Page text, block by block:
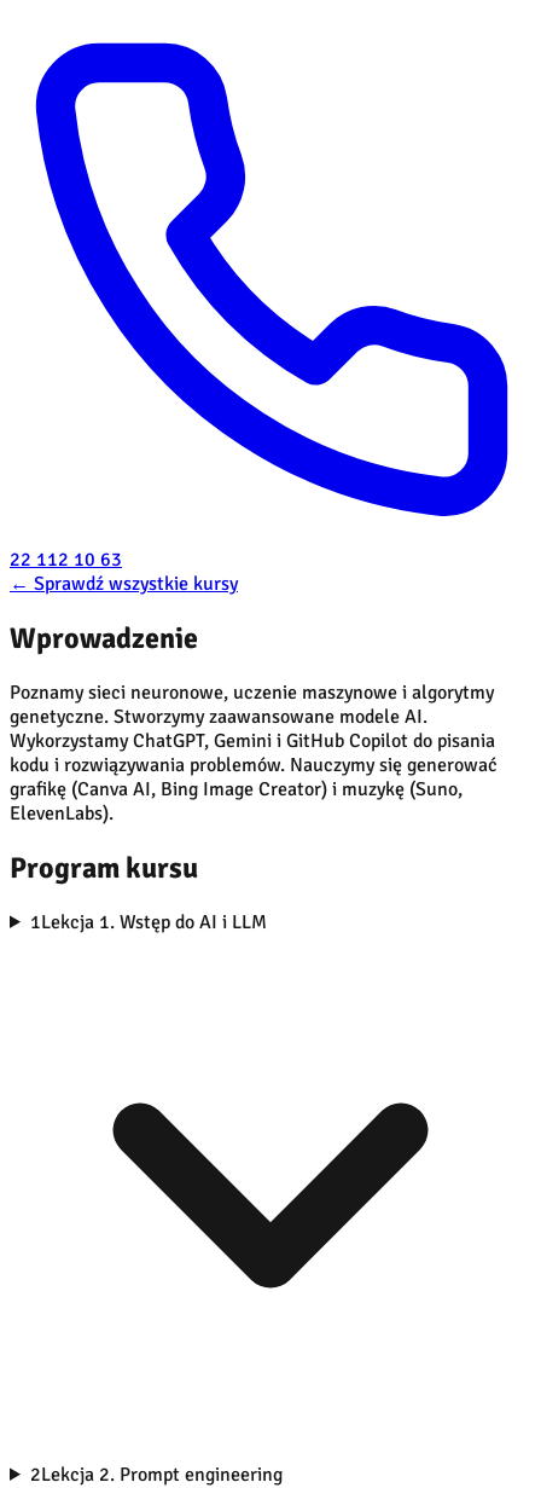
22 112 10 63
← Sprawdź wszystkie kursy
Wprowadzenie
Poznamy sieci neuronowe, uczenie maszynowe i algorytmy
genetyczne. Stworzymy zaawansowane modele AI.
Wykorzystamy ChatGPT, Gemini i GitHub Copilot do pisania
kodu i rozwiązywania problemów. Nauczymy się generować
grafikę (Canva AI, Bing Image Creator) i muzykę (Suno,
ElevenLabs).
Program kursu
1Lekcja 1. Wstęp do AI i LLM
2Lekcja 2. Prompt engineering